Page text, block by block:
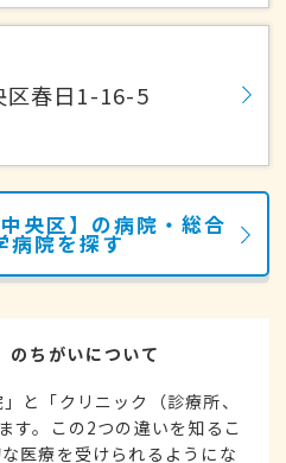
区春日1-16-5
央区】の病院・総合
病院を探す
のちがいについて
と「クリニック（診療所、
す。この2つの違いを知るこ
医療を受けられるようにな